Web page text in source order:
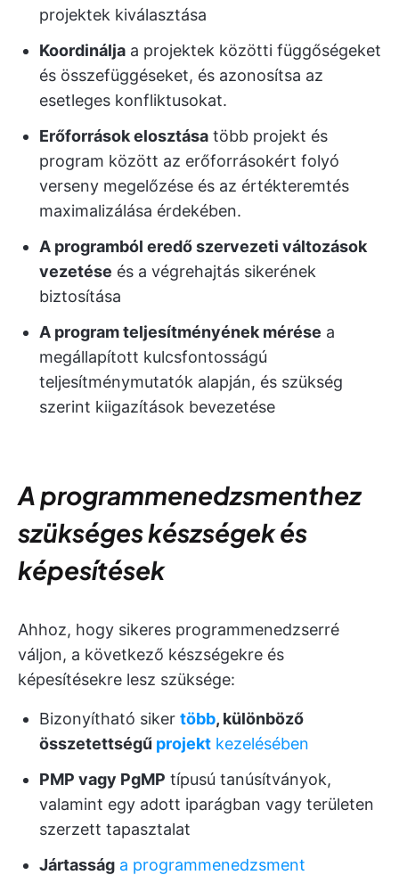
projektek kiválasztása
Koordinálja a projektek közötti függőségeket
és összefüggéseket, és azonosítsa az
esetleges konfliktusokat.
Erőforrások elosztása több projekt és
program között az erőforrásokért folyó
verseny megelőzése és az értékteremtés
maximalizálása érdekében.
A programból eredő szervezeti változások
vezetése és a végrehajtás sikerének
biztosítása
A program teljesítményének mérése a
megállapított kulcsfontosságú
teljesítménymutatók alapján, és szükség
szerint kiigazítások bevezetése
A programmenedzsmenthez
szükséges készségek és
képesítések
Ahhoz, hogy sikeres programmenedzserré
váljon, a következő készségekre és
képesítésekre lesz szüksége:
Bizonyítható siker több, különböző
összetettségű projekt kezelésében
PMP vagy PgMP típusú tanúsítványok,
valamint egy adott iparágban vagy területen
szerzett tapasztalat
Jártasság a programmenedzsment